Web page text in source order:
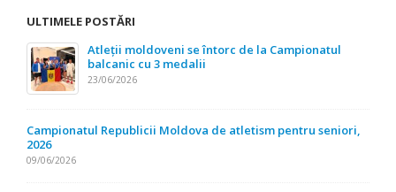
ULTIMELE POSTĂRI
Atleții moldoveni se întorc de la Campionatul
balcanic cu 3 medalii
23/06/2026
Campionatul Republicii Moldova de atletism pentru seniori,
2026
09/06/2026